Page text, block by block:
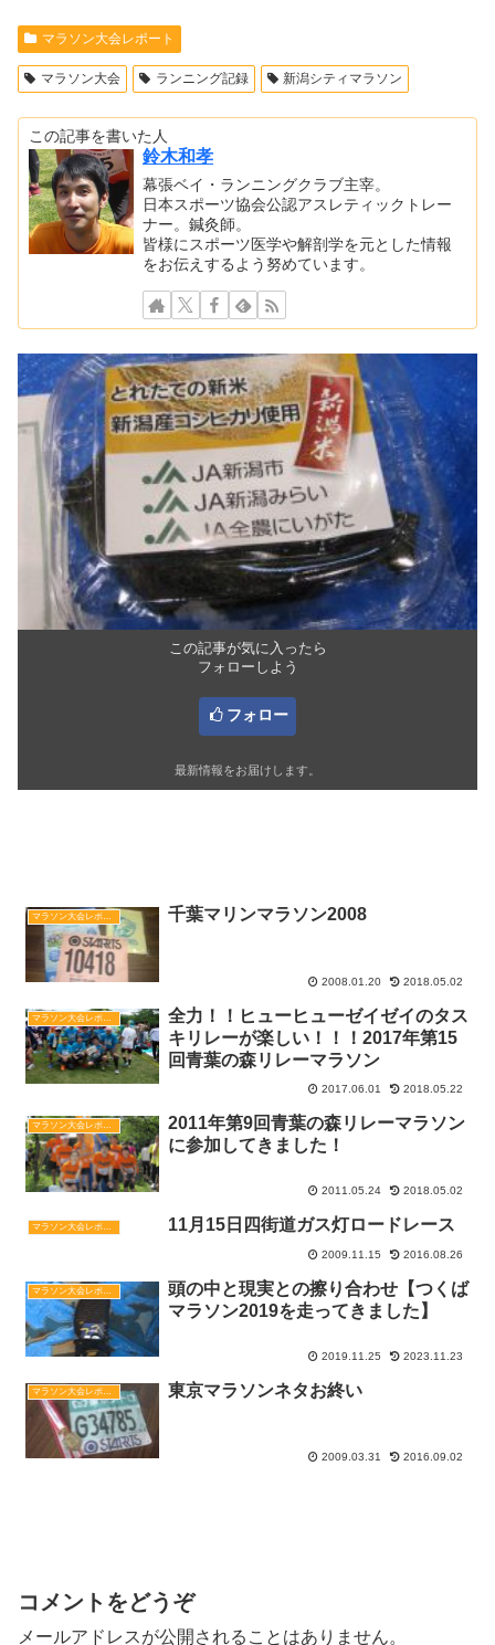
マラソン大会レポート
マラソン大会 ランニング記録 新潟シティマラソン
この記事を書いた人
鈴木和孝
幕張ベイ・ランニングクラブ主宰。
日本スポーツ協会公認アスレティックトレー
ナー。鍼灸師。
皆様にスポーツ医学や解剖学を元とした情報
をお伝えするよう努めています。
この記事が気に入ったら
フォローしよう
フォロー
最新情報をお届けします。
マラソン大会レポート 千葉マリンマラソン2008
2008.01.20 2018.05.02
マラソン大会レポート
全力！！ヒューヒューゼイゼイのタス
キリレーが楽しい！！！2017年第15
回青葉の森リレーマラソン
2017.06.01 2018.05.22
マラソン大会レポート
2011年第9回青葉の森リレーマラソン
に参加してきました！
2011.05.24 2018.05.02
マラソン大会レポート 11月15日四街道ガス灯ロードレース
2009.11.15 2016.08.26
マラソン大会レポート
頭の中と現実との擦り合わせ【つくば
マラソン2019を走ってきました】
2019.11.25 2023.11.23
マラソン大会レポート 東京マラソンネタお終い
2009.03.31 2016.09.02
コメントをどうぞ
メールアドレスが公開されることはありません。